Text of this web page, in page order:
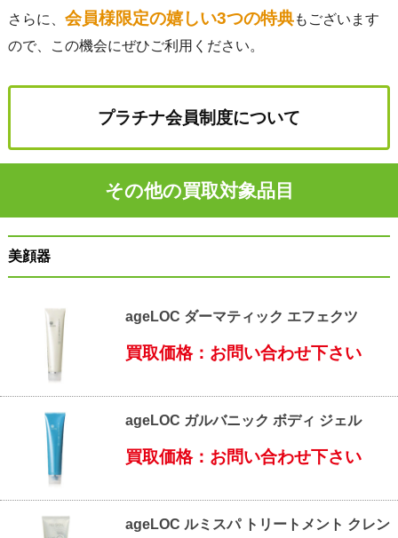
さらに、 会員様限定の嬉しい3つの特典もございます
ので、この機会にぜひご利用ください。
プラチナ会員制度について
その他の買取対象品目
美顔器
ageLOC ダーマティック エフェクツ
買取価格：お問い合わせ下さい
ageLOC ガルバニック ボディ ジェル
買取価格：お問い合わせ下さい
ageLOC ルミスパ トリートメント クレン